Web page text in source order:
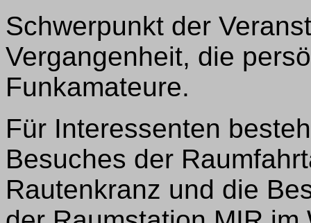
Schwerpunkt der
Vergangenheit, die
Funkamateure.
Für Interessenten
Besuches der
Rautenkranz und die